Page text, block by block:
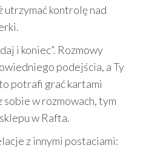
utrzymać kontrolę nad
i koniec”. Rozmowy
podejścia, a Ty
potrafi grać kartami
w rozmowach, tym
w Rafta.
z innymi postaciami: